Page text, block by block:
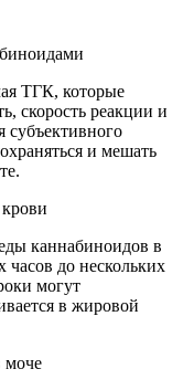
ТГК, которые
скорость реакции и
субъективного
и мешать
каннабиноидов в
часов до нескольких
могут
в жировой
моче